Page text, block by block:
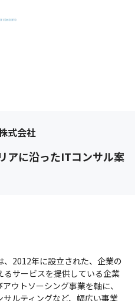
式会社
アに沿ったITコンサル案
2012年に設立された、企業の
サービスを提供している企業
ウトソーシング事業を軸に、
ルティングなど、幅広い事業